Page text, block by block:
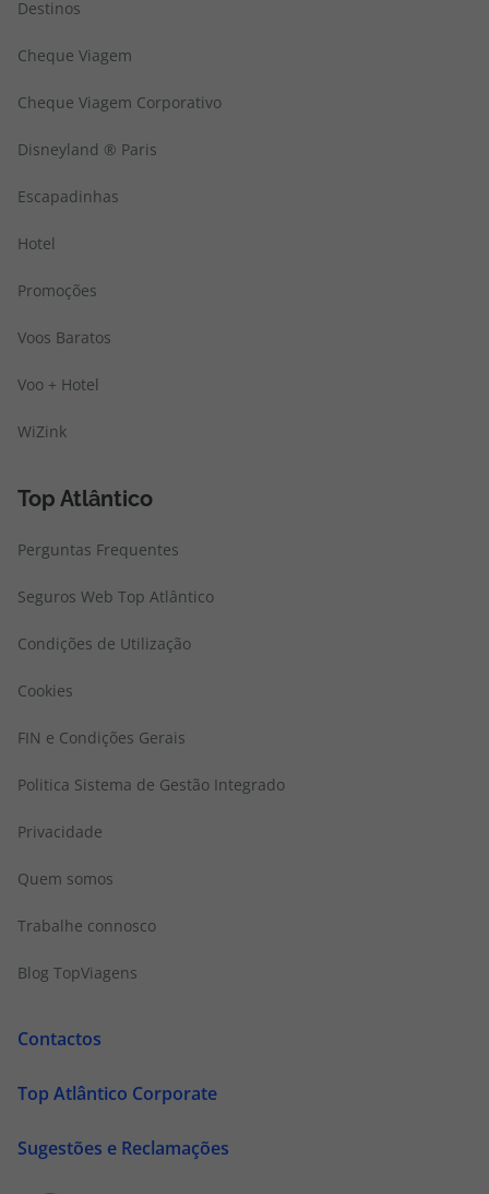
Destinos
Cheque Viagem
Cheque Viagem Corporativo
Disneyland ® Paris
Escapadinhas
Hotel
Promoções
Voos Baratos
Voo + Hotel
WiZink
Top Atlântico
Perguntas Frequentes
Seguros Web Top Atlântico
Condições de Utilização
Cookies
FIN e Condições Gerais
Politica Sistema de Gestão Integrado
Privacidade
Quem somos
Trabalhe connosco
Blog TopViagens
Contactos
Top Atlântico Corporate
Sugestões e Reclamações